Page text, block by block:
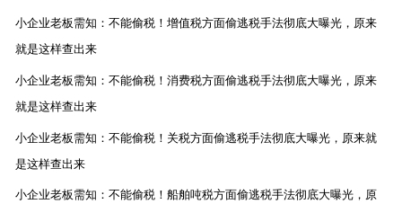
小企业老板需知：不能偷税！增值税方面偷逃税手法彻底大曝光，原来
就是这样查出来
小企业老板需知：不能偷税！消费税方面偷逃税手法彻底大曝光，原来
就是这样查出来
小企业老板需知：不能偷税！关税方面偷逃税手法彻底大曝光，原来就
是这样查出来
小企业老板需知：不能偷税！船舶吨税方面偷逃税手法彻底大曝光，原